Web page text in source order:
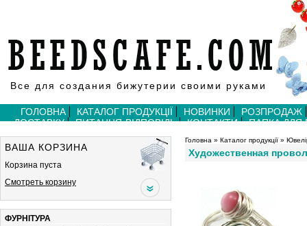
Все для создания бижутерии своими руками
ГОЛОВНА КАТАЛОГ ПРОДУКЦІЇ НОВИНКИ
РОЗПРОДАЖ
ДОСТАВКУ
ПИТАННЯ-ВІДПОВІДЬ КОНТАКТИ ПАПКА ДЛЯ
ВАША КОРЗИНА
Корзина пуста
Смотреть корзину
ФУРНІТУРА
Головна » Каталог продукції »
Художественная